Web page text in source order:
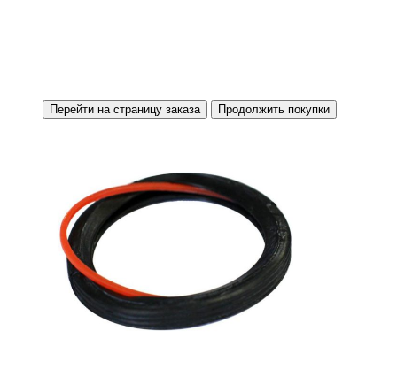
Перейти на страницу заказа Продолжить покупки